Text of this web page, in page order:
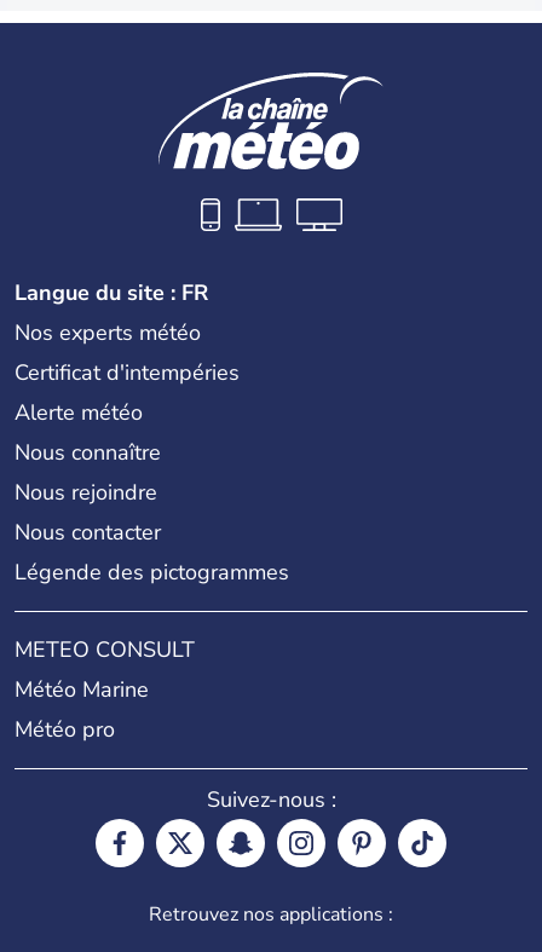
Langue du site : FR
Nos experts météo
Certificat d'intempéries
Alerte météo
Nous connaître
Nous rejoindre
Nous contacter
Légende des pictogrammes
METEO CONSULT
Météo Marine
Météo pro
Suivez-nous :
Retrouvez nos applications :